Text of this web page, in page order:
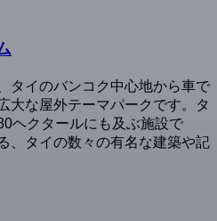
タイのバンコク中心地から車で
大な屋外テーマパークです。タ
ヘクタールにも及ぶ施設で
、タイの数々の有名な建築や記